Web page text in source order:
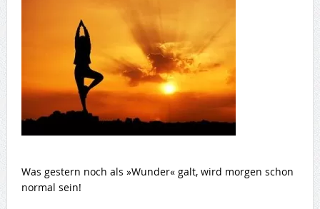
Was gestern noch als »Wunder« galt, wird morgen schon
normal sein!